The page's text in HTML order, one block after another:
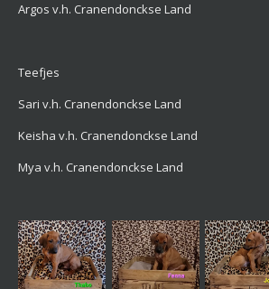
Argos v.h. Cranendonckse Land
Teefjes
Sari v.h. Cranendonckse Land
Keisha v.h. Cranendonckse Land
Mya v.h. Cranendonckse Land